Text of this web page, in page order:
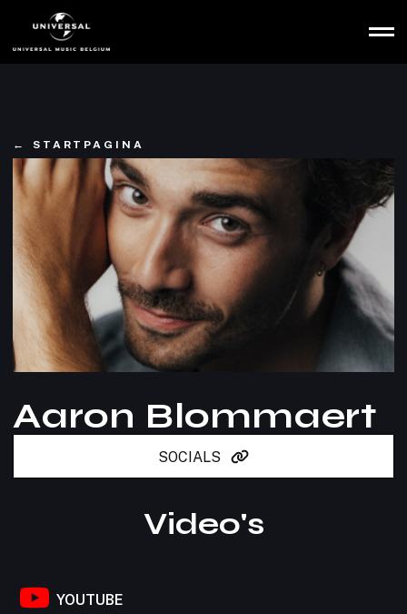
hoofdinhoud
Home
Shop
Licensing
Contact
STARTPAGINA
Aaron Blommaert
SOCIALS
Video's
YOUTUBE